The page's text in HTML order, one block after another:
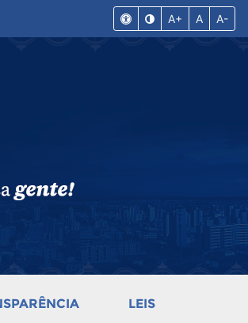
A+ A A-
LEIS